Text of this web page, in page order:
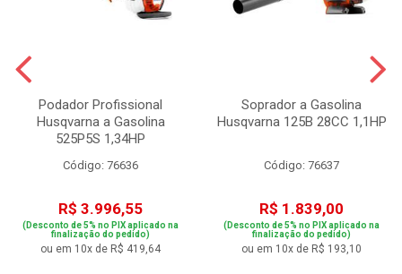
Podador Profissional
Husqvarna a Gasolina
525P5S 1,34HP
Código: 76636
R$ 3.996,55
(Desconto de 5% no PIX aplicado na
finalização do pedido)
ou em 10x de R$ 419,64
Soprador a Gasolina
Husqvarna 125B 28CC 1,1HP
Código: 76637
R$ 1.839,00
(Desconto de 5% no PIX aplicado na
finalização do pedido)
ou em 10x de R$ 193,10